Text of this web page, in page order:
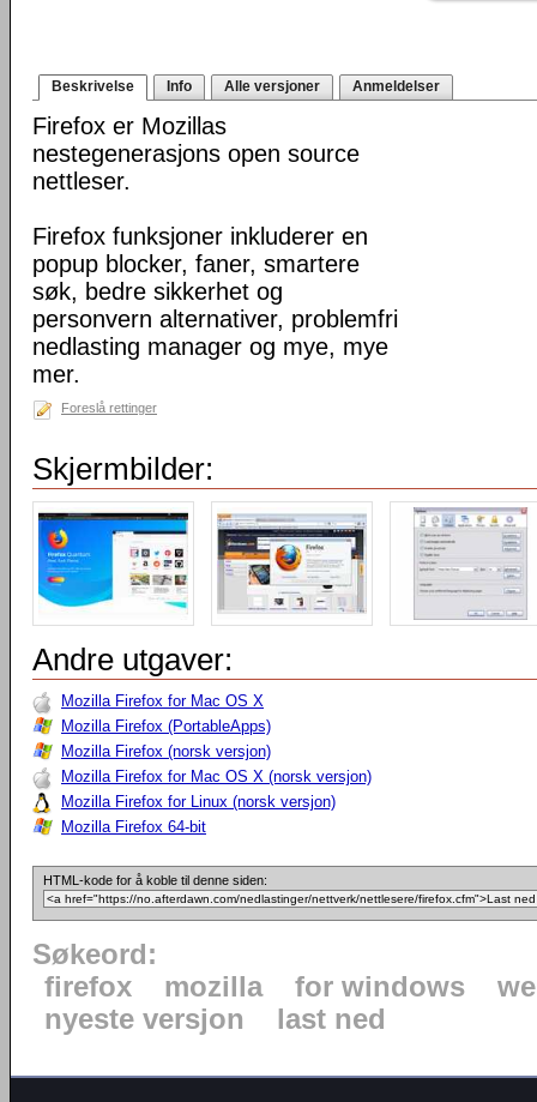
Beskrivelse Info Alle versjoner Anmeldelser
Firefox er Mozillas
nestegenerasjons open source
nettleser.
Firefox funksjoner inkluderer en
popup blocker, faner, smartere
søk, bedre sikkerhet og
personvern alternativer, problemfri
nedlasting manager og mye, mye
mer.
Foreslå rettinger
Skjermbilder:
Andre utgaver:
Mozilla Firefox for Mac OS X
Mozilla Firefox (PortableApps)
Mozilla Firefox (norsk versjon)
Mozilla Firefox for Mac OS X (norsk versjon)
Mozilla Firefox for Linux (norsk versjon)
Mozilla Firefox 64-bit
HTML-kode for å koble til denne siden:
Søkeord:
firefox
mozilla for windows
nyeste versjon
last ned